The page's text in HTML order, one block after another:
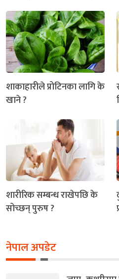
शाकाहारीले प्रोटिनका लागि के
खाने ?
शारीरिक सम्बन्ध राखेपछि के
सोच्छन् पुरुष ?
नेपाल अपडेट